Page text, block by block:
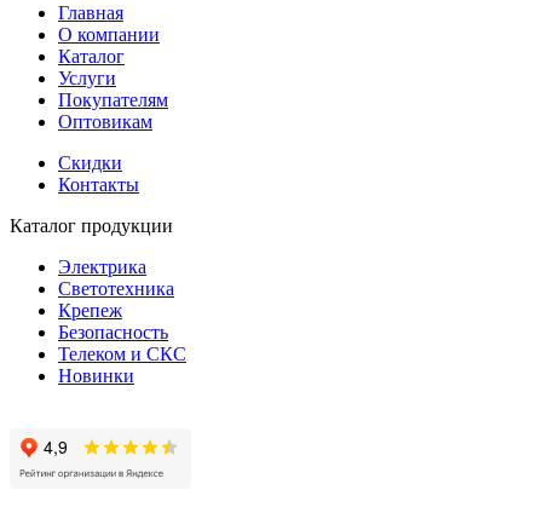
Главная
О компании
Каталог
Услуги
Покупателям
Оптовикам
Скидки
Контакты
Каталог продукции
Электрика
Светотехника
Крепеж
Безопасность
Телеком и СКС
Новинки